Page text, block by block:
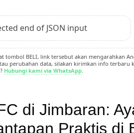
end of JSON input
tombol BELI, link tersebut akan mengarahkan
perubahan data, silakan kirimkan info terbaru
Hubungi kami via WhatsApp.
di Jimbaran:
Praktis di